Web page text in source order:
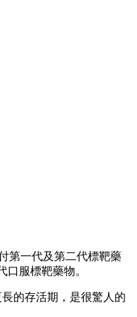
第一代及第二代標靶藥
服標靶藥物。
的存活期，是很驚人的